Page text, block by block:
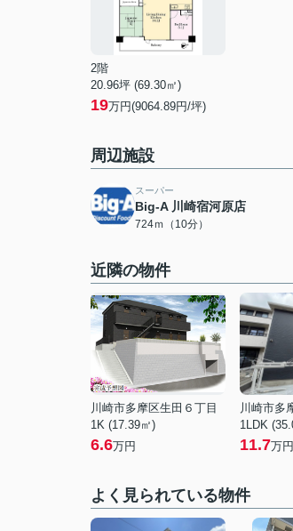
2階
20.96坪 (69.30㎡)
19万円(9064.89円/坪)
周辺施設
スーパー
Big-A 川崎宿河原店
724ｍ（10分）
近隣の物件
川崎市多摩区生田６丁目
1K (17.39㎡)
6.6万円
1LDK
11.7万円
よく見られている物件